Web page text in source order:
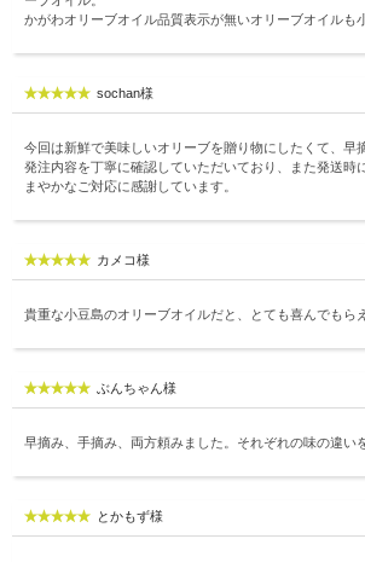
かがわオリーブオイル品質表示が無いオリーブオイルも
sochan様
今回は新鮮で美味しいオリーブを贈り物にしたくて、早
発注内容を丁寧に確認していただいており、また発送時
まやかなご対応に感謝しています。
カメコ様
貴重な小豆島のオリーブオイルだと、とても喜んでもら
ぶんちゃん様
早摘み、手摘み、両方頼みました。それぞれの味の違い
とかもず様